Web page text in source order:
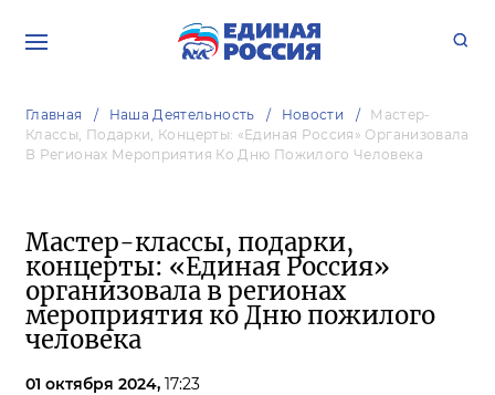
Главная Наша Деятельность Новости
Мастер-
Классы, Подарки, Концерты: «Единая Россия» Организовала
В Регионах Мероприятия Ко Дню Пожилого Человека
Мастер-классы, подарки,
концерты: «Единая Россия»
организовала в регионах
мероприятия ко Дню пожилого
человека
01 октября 2024, 17:23